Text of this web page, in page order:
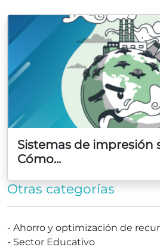
Sistemas de impresión
Cómo...
Otras categorías
- Ahorro y optimización de
- Sector Educativo